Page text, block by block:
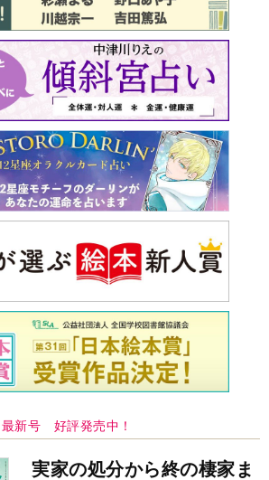
最新号 好評発売中！
実家の処分から終の棲家ま